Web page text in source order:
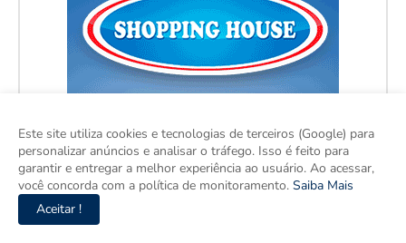
Este site utiliza cookies e tecnologias de terceiros (Google) para
personalizar anúncios e analisar o tráfego. Isso é feito para
garantir e entregar a melhor experiência ao usuário. Ao acessar,
você concorda com a política de monitoramento. Saiba Mais
Aceitar !